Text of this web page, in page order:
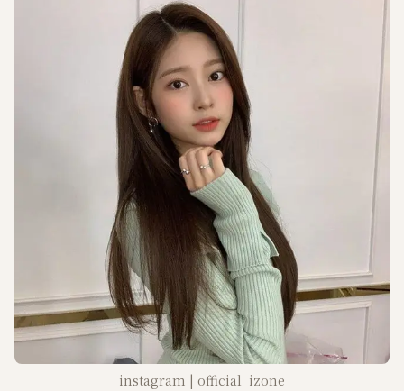
instagram | official_izone